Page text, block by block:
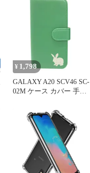
¥ 1,798
GALAXY A20 SCV46 SC-
02M ケース カバー 手帳
ス SC-02Mカバー SC02M
ケース SC02Mカバー "4q-
6pl-dn38